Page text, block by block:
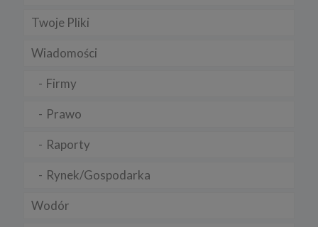
Twoje Pliki
Wiadomości
Firmy
Prawo
Raporty
Rynek/Gospodarka
Wodór